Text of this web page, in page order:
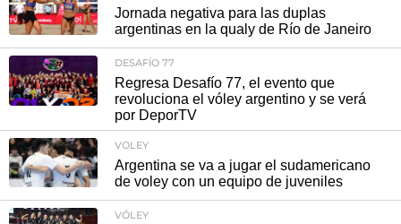
Jornada negativa para las duplas
argentinas en la qualy de Río de Janeiro
DESAFÍO 77
Regresa Desafío 77, el evento que
revoluciona el vóley argentino y se verá
por DeporTV
VOLEY
Argentina se va a jugar el sudamericano
de voley con un equipo de juveniles
VÓLEY